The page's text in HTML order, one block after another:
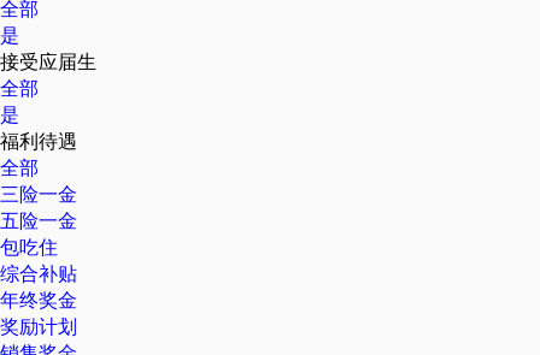
全部
是
接受应届生
全部
是
福利待遇
全部
三险一金
五险一金
包吃住
综合补贴
年终奖金
奖励计划